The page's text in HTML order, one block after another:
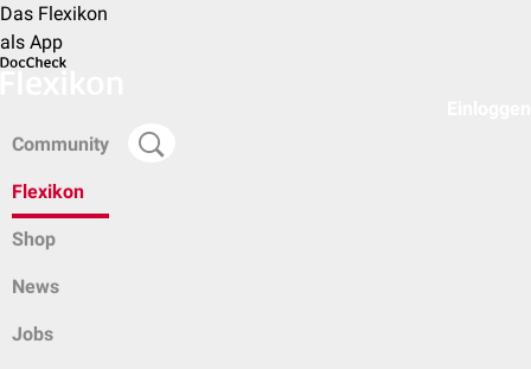
Das Flexikon
als App
Community
Flexikon
Shop
News
Jobs